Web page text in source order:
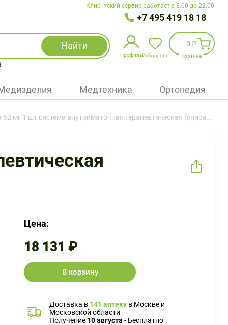
Клиентский сервис работает с 8.00 до 22.00
+7 495 419 18 18
Найти
Профиль
Избранное
Войти
Избранное
0 ₽
Корзина
Медтехника Ортопедия
мг 1 шт система внутриматочная терапевтическая (спираль)
Цена:
18 131 ₽
В корзину
Доставка в 141 аптеку в Москве и
Московской области
Получение 10 августа - Бесплатно